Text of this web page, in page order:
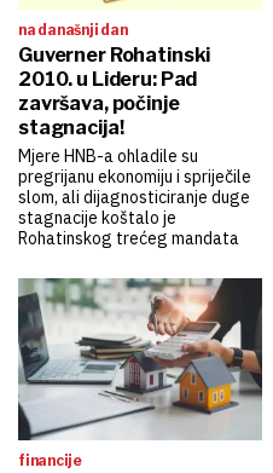
na današnji dan
Guverner Rohatinski
2010. u Lideru: Pad
završava, počinje
stagnacija!
Mjere HNB-a ohladile su
pregrijanu ekonomiju i spriječile
slom, ali dijagnosticiranje duge
stagnacije koštalo je
Rohatinskog trećeg mandata
financije